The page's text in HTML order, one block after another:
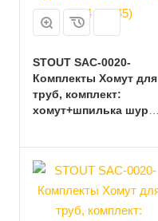
STOUT SAC-0020-
Комплекты Хомут для
труб, комплект:
хомут+шпилька шуруп